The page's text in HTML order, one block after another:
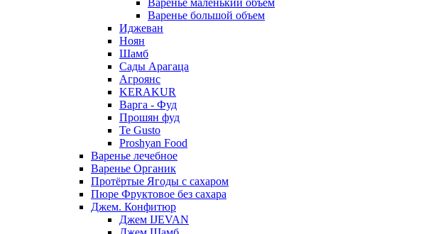
Варенье маленький объем
Варенье большой объем
Иджеван
Ноян
Шамб
Сады Арагаца
Агроянс
KERAKUR
Варга - Фуд
Прошян фуд
Te Gusto
Proshyan Food
Варенье лечебное
Варенье Органик
Протёртые Ягоды с сахаром
Пюре Фруктовое без сахара
Джем. Конфитюр
Джем IJEVAN